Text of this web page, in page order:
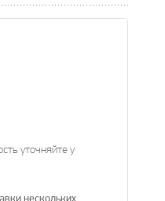
уточняйте у
нескольких